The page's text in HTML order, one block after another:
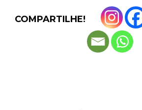
COMPARTILHE!